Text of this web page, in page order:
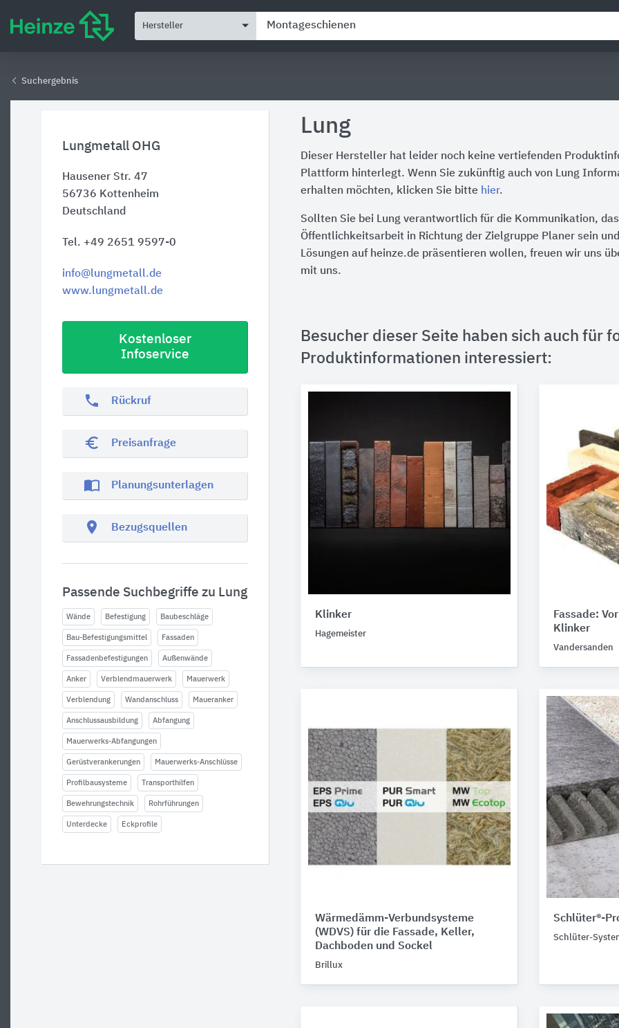
Hersteller
Suchergebnis
Lungmetall OHG
Hausener Str. 47
56736 Kottenheim
Deutschland
Tel. +49 2651 9597-0
info@lungmetall.de
www.lungmetall.de
Kostenloser
Infoservice
phone Rückruf
euro_symbol Preisanfrage
import_contacts Planungsunterlagen
location_on Bezugsquellen
Passende Suchbegriffe zu Lung
Wände Befestigung Baubeschläge
Bau-Befestigungsmittel Fassaden
Fassadenbefestigungen Außenwände
Anker Verblendmauerwerk Mauerwerk
Verblendung Wandanschluss Maueranker
Anschlussausbildung Abfangung
Mauerwerks-Abfangungen
Gerüstverankerungen Mauerwerks-Anschlüsse
Profilbausysteme Transporthilfen
Bewehrungstechnik Rohrführungen
Unterdecke Eckprofile
Lung
Dieser Hersteller hat leider noch keine vertiefenden
Plattform hinterlegt. Wenn Sie zukünftig auch von Lung
erhalten möchten, klicken Sie bitte hier.
Sollten Sie bei Lung verantwortlich für die Kommunikation,
Öffentlichkeitsarbeit in Richtung der Zielgruppe Planer sein
Lösungen auf heinze.de präsentieren wollen, freuen wir uns
mit uns.
Besucher dieser Seite haben sich auch für
Produktinformationen interessiert:
Klinker
Hagemeister
Fassade:
Klinker
Vandersanden
Wärmedämm-Verbundsysteme
(WDVS) für die Fassade, Keller,
Dachboden und Sockel
Brillux
Schlüter®-
Schlüter-